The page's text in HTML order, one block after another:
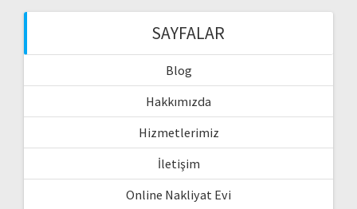
SAYFALAR
Blog
Hakkımızda
Hizmetlerimiz
İletişim
Online Nakliyat Evi